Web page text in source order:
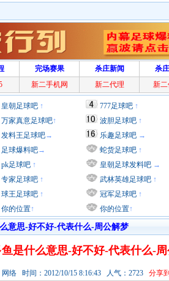
完场赛果 杀庄新闻 杀
新二手机网 新二代理 新二
皇朝足球吧 ↑
万家真意足球吧↑
发料王足球吧→
足球爆料吧→
pk足球吧 ↑
专家足球吧 ↑
球王足球吧 ↑
你的位置↑
777足球吧 ↑
波胆足球吧 ↑
乐趣足球吧 →
蛇货足球吧 ↑
皇朝足球发料吧 →
武林英雄足球吧 ↑
冠军足球吧 ↑
你的位置↑
意思-好不好-代表什么-周公解梦
是什么意思-好不好-代表什么-
络 时间：2012/10/15 8:16:43 人气：2723 分享